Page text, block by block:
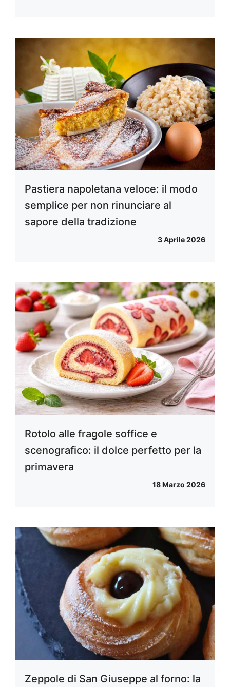
Pastiera napoletana veloce: il modo
semplice per non rinunciare al
sapore della tradizione
3 Aprile 2026
Rotolo alle fragole soffice e
scenografico: il dolce perfetto per la
primavera
18 Marzo 2026
Zeppole di San Giuseppe al forno: la